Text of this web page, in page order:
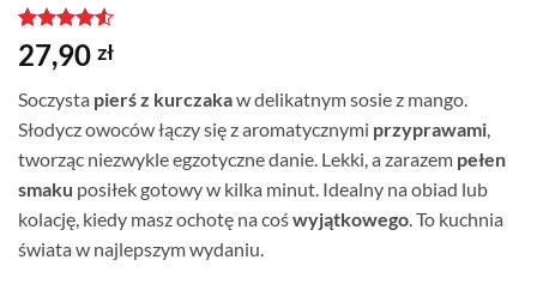
Oceniony
4.5na 5
podstawie
2
ocen
klientów
27,90 zł
Soczysta pierś z kurczakaw delikatnym sosie z mango.
Słodycz owoców łączy się z aromatycznymi przyprawami,
tworząc niezwykle egzotyczne danie. Lekki, a zarazem pełen
smaku posiłek gotowy w kilka minut. Idealny na obiad lub
kolację, kiedy masz ochotę na cośwyjątkowego. To kuchnia
świata w najlepszym wydaniu.